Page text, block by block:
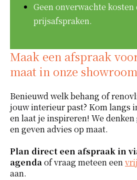
Geen onverwachte
prijsafspraken.
Maak een afspraak
maat in onze showroom
Benieuwd welk behang of
jouw interieur past? Kom langs
en laat je inspireren! We
en geven advies op maat.
Plan direct een afspraak in
agendaof vraag meteen een
aan.